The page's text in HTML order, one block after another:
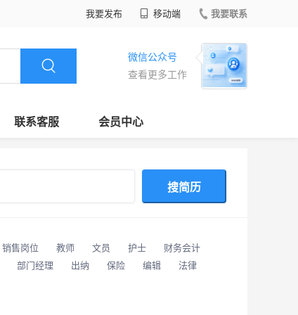
我要发布 移动端 我要联系
微信公众号
查看更多工作
联系客服 会员中心
搜简历
销售岗位 教师 文员 护士
财务会计
部门经理 出纳 保险 编辑
法律